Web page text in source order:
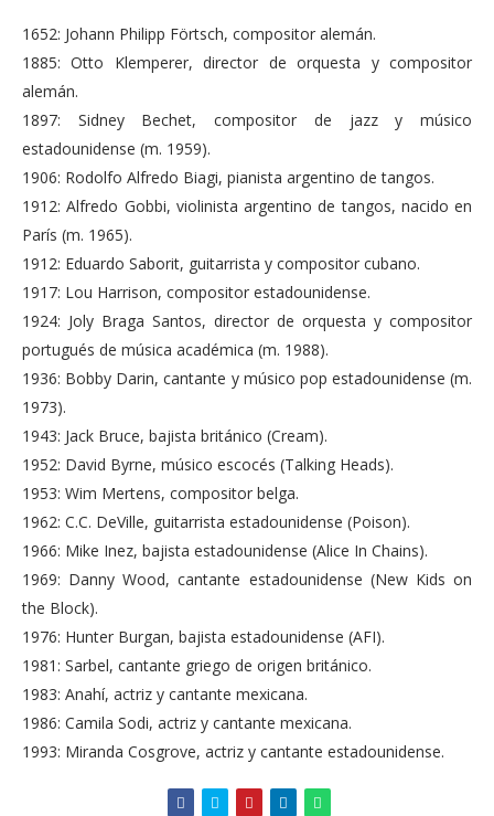
1652: Johann Philipp Förtsch, compositor alemán.
1885: Otto Klemperer, director de orquesta y compositor
alemán.
1897: Sidney Bechet, compositor de jazz y músico
estadounidense (m. 1959).
1906: Rodolfo Alfredo Biagi, pianista argentino de tangos.
1912: Alfredo Gobbi, violinista argentino de tangos, nacido en
París (m. 1965).
1912: Eduardo Saborit, guitarrista y compositor cubano.
1917: Lou Harrison, compositor estadounidense.
1924: Joly Braga Santos, director de orquesta y compositor
portugués de música académica (m. 1988).
1936: Bobby Darin, cantante y músico pop estadounidense (m.
1973).
1943: Jack Bruce, bajista británico (Cream).
1952: David Byrne, músico escocés (Talking Heads).
1953: Wim Mertens, compositor belga.
1962: C.C. DeVille, guitarrista estadounidense (Poison).
1966: Mike Inez, bajista estadounidense (Alice In Chains).
1969: Danny Wood, cantante estadounidense (New Kids on
the Block).
1976: Hunter Burgan, bajista estadounidense (AFI).
1981: Sarbel, cantante griego de origen británico.
1983: Anahí, actriz y cantante mexicana.
1986: Camila Sodi, actriz y cantante mexicana.
1993: Miranda Cosgrove, actriz y cantante estadounidense.